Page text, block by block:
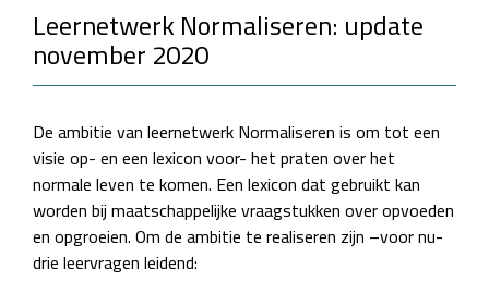
Leernetwerk Normaliseren: update
november 2020
De ambitie van leernetwerk Normaliseren is om tot een
visie op- en een lexicon voor- het praten over het
normale leven te komen. Een lexicon dat gebruikt kan
worden bij maatschappelijke vraagstukken over opvoeden
en opgroeien. Om de ambitie te realiseren zijn –voor nu-
drie leervragen leidend: